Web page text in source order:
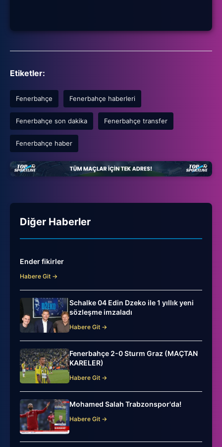
Etiketler:
Fenerbahçe Fenerbahçe haberleri
Fenerbahçe son dakika Fenerbahçe transfer
Fenerbahçe haber
Diğer Haberler
Ender fikirler
Habere Git →
Schalke 04 Edin Dzeko ile 1 yıllık yeni
sözleşme imzaladı
Habere Git →
Fenerbahçe 2-0 Sturm Graz (MAÇTAN
KARELER)
Habere Git →
Mohamed Salah Trabzonspor'da!
Habere Git →